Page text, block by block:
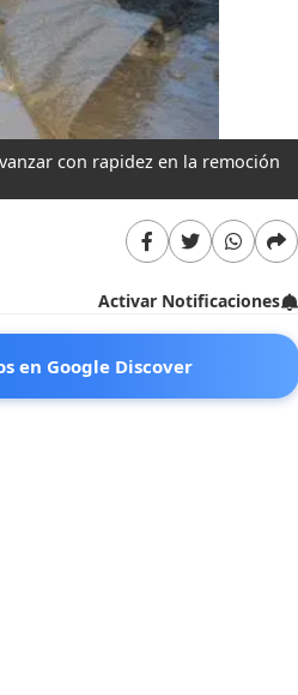
con rapidez en la remoción
Activar Notificaciones
en Google Discover